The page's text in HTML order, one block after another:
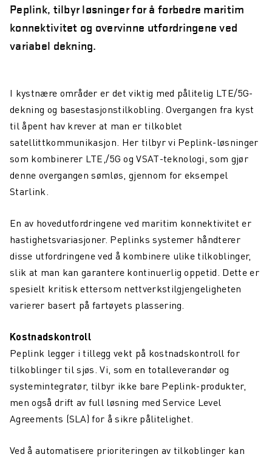
Peplink, tilbyr løsninger for å forbedre maritim
konnektivitet og overvinne utfordringene ved
variabel dekning.
I kystnære områder er det viktig med pålitelig LTE/5G-
dekning og basestasjonstilkobling. Overgangen fra kyst
til åpent hav krever at man er tilkoblet
satellittkommunikasjon. Her tilbyr vi Peplink-løsninger
som kombinerer LTE,/5G og VSAT-teknologi, som gjør
denne overgangen sømløs, gjennom for eksempel
Starlink.
En av hovedutfordringene ved maritim konnektivitet er
hastighetsvariasjoner. Peplinks systemer håndterer
disse utfordringene ved å kombinere ulike tilkoblinger,
slik at man kan garantere kontinuerlig oppetid. Dette er
spesielt kritisk ettersom nettverkstilgjengeligheten
varierer basert på fartøyets plassering.
Kostnadskontroll
Peplink legger i tillegg vekt på kostnadskontroll for
tilkoblinger til sjøs. Vi, som en totalleverandør og
systemintegratør, tilbyr ikke bare Peplink-produkter,
men også drift av full løsning med Service Level
Agreements (SLA) for å sikre pålitelighet.
Ved å automatisere prioriteringen av tilkoblinger kan